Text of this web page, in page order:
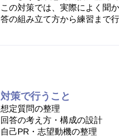
この対策では、実際によく聞
答の組み立て方から練習まで
対策で行うこと
想定質問の整理
回答の考え方・構成の設計
自己PR・志望動機の整理